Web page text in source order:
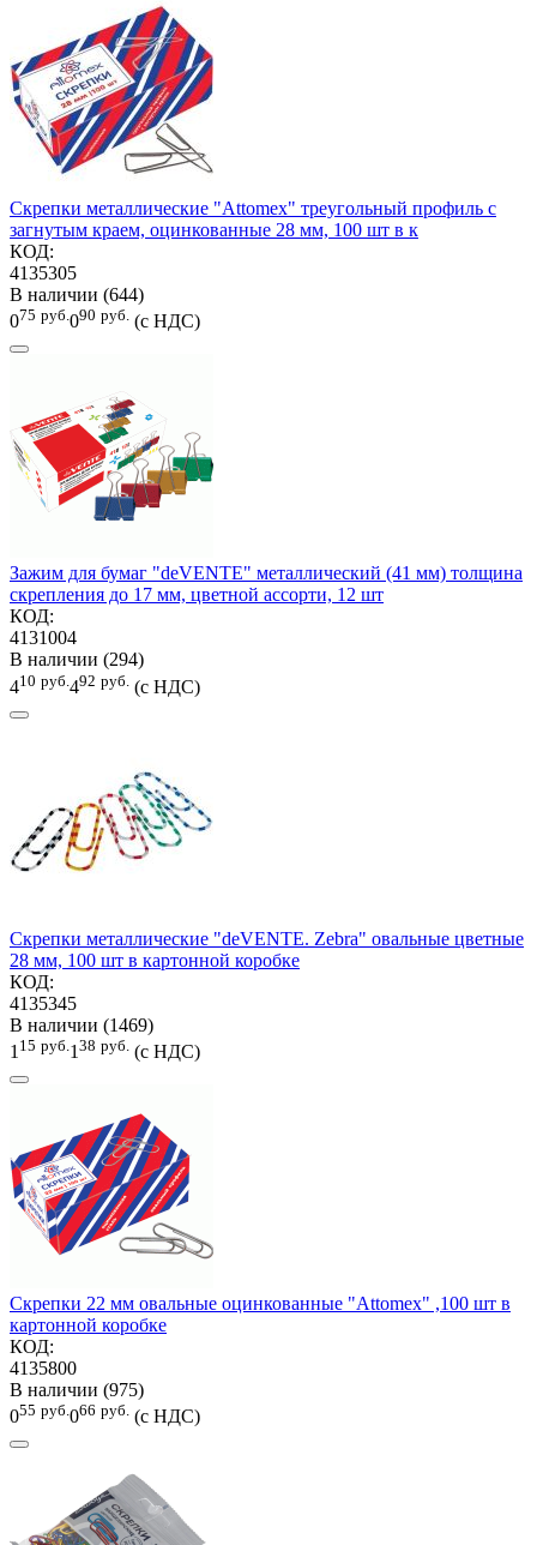
Скрепки металлические "Attomex" треугольный профиль с
загнутым краем, оцинкованные 28 мм, 100 шт в к
КОД:
4135305
В наличии (644)
075 руб.090 руб. (с НДС)
Зажим для бумаг "deVENTE" металлический (41 мм) толщина
скрепления до 17 мм, цветной ассорти, 12 шт
КОД:
4131004
В наличии (294)
410 руб. 492 руб. (с НДС)
Скрепки металлические "deVENTE. Zebra" овальные цветные
28 мм, 100 шт в картонной коробке
КОД:
4135345
В наличии (1469)
1 15 руб. 1 38 руб. (с НДС)
Скрепки 22 мм овальные оцинкованные "Attomex" ,100 шт в
картонной коробке
КОД:
4135800
В наличии (975)
055 руб.066 руб. (с НДС)